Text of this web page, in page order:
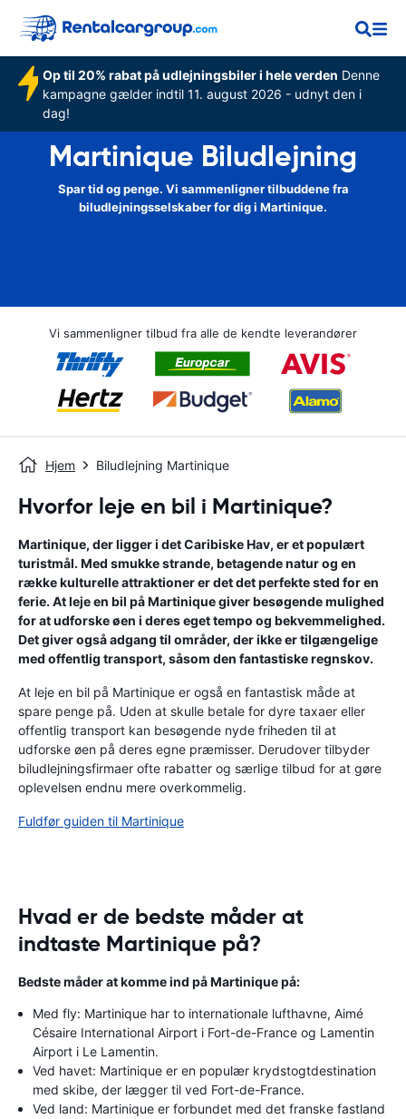
Op til 20% rabat på udlejningsbiler i hele verden Denne
kampagne gælder indtil 11. august 2026 - udnyt den i
dag!
Martinique Biludlejning
Spar tid og penge. Vi sammenligner tilbuddene fra
biludlejningsselskaber for dig i Martinique.
Vi sammenligner tilbud fra alle de kendte leverandører
Hjem Biludlejning Martinique
Hvorfor leje en bil i Martinique?
Martinique, der ligger i det Caribiske Hav, er et populært
turistmål. Med smukke strande, betagende natur og en
række kulturelle attraktioner er det det perfekte sted for en
ferie. At leje en bil på Martinique giver besøgende mulighed
for at udforske øen i deres eget tempo og bekvemmelighed.
Det giver også adgang til områder, der ikke er tilgængelige
med offentlig transport, såsom den fantastiske regnskov.
At leje en bil på Martinique er også en fantastisk måde at
spare penge på. Uden at skulle betale for dyre taxaer eller
offentlig transport kan besøgende nyde friheden til at
udforske øen på deres egne præmisser. Derudover tilbyder
biludlejningsfirmaer ofte rabatter og særlige tilbud for at gøre
oplevelsen endnu mere overkommelig.
Fuldfør guiden til Martinique
Hvad er de bedste måder at
indtaste Martinique på?
Bedste måder at komme ind på Martinique på:
Med fly: Martinique har to internationale lufthavne, Aimé
Césaire International Airport i Fort-de-France og Lamentin
Airport i Le Lamentin.
Ved havet: Martinique er en populær krydstogtdestination
med skibe, der lægger til ved Fort-de-France.
Ved land: Martinique er forbundet med det franske fastland